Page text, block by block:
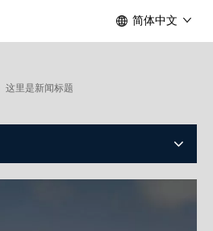
简体中文
这里是新闻标题